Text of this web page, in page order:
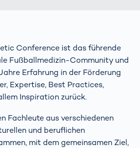
Conference ist das führende
Fußballmedizin-Community und
Erfahrung in der Förderung
Expertise, Best Practices,
Inspiration zurück.
Fachleute aus verschiedenen
und beruflichen
mit dem gemeinsamen Ziel,